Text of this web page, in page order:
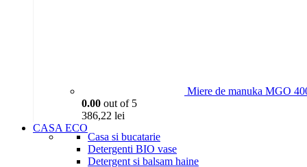
Miere de manuka MGO
0.00 out of 5
386,22 lei
CASA ECO
Casa si bucatarie
Detergenti BIO vase
Detergent si balsam haine